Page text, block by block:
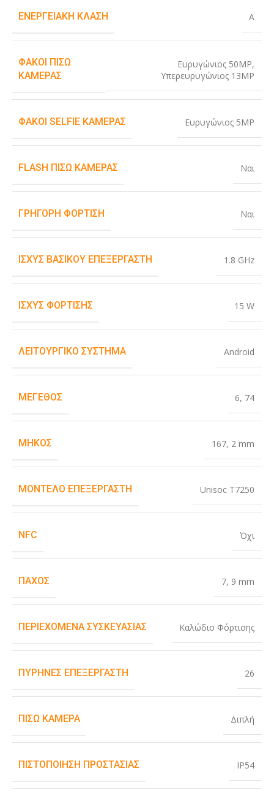
ΕΝΕΡΓΕΙΑΚΉ ΚΛΆΣΗ A
ΦΑΚΟΊ ΠΊΣΩ
ΚΆΜΕΡΑΣ
Ευρυγώνιος 50MP,
Υπερευρυγώνιος 13MP
ΦΑΚΟΊ SELFIE ΚΆΜΕΡΑΣ Ευρυγώνιος 5MP
FLASH ΠΊΣΩ ΚΆΜΕΡΑΣ Ναι
ΓΡΉΓΟΡΗ ΦΌΡΤΙΣΗ Ναι
ΙΣΧΎΣ ΒΑΣΙΚΟΎ ΕΠΕΞΕΡΓΑΣΤΉ 1.8 GHz
ΙΣΧΎΣ ΦΌΡΤΙΣΗΣ 15 W
ΛΕΙΤΟΥΡΓΙΚΌ ΣΎΣΤΗΜΑ Android
ΜΈΓΕΘΟΣ 6, 74
ΜΉΚΟΣ 167, 2 mm
ΜΟΝΤΈΛΟ ΕΠΕΞΕΡΓΑΣΤΉ Unisoc T7250
NFC Όχι
ΠΆΧΟΣ 7, 9 mm
ΠΕΡΙΕΧΌΜΕΝΑ ΣΥΣΚΕΥΑΣΊΑΣ Καλώδιο Φόρτισης
ΠΥΡΉΝΕΣ ΕΠΕΞΕΡΓΑΣΤΉ 26
ΠΊΣΩ ΚΆΜΕΡΑ Διπλή
ΠΙΣΤΟΠΟΊΗΣΗ ΠΡΟΣΤΑΣΊΑΣ IP54